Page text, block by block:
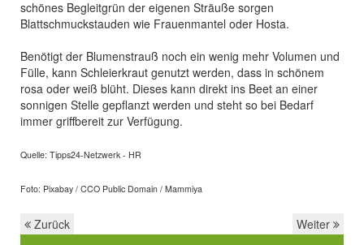
schönes Begleitgrün der eigenen Sträuße sorgen
Blattschmuckstauden wie Frauenmantel oder Hosta.
Benötigt der Blumenstrauß noch ein wenig mehr Volumen und
Fülle, kann Schleierkraut genutzt werden, dass in schönem
rosa oder weiß blüht. Dieses kann direkt ins Beet an einer
sonnigen Stelle gepflanzt werden und steht so bei Bedarf
immer griffbereit zur Verfügung.
Quelle: Tipps24-Netzwerk - HR
Foto: Pixabay / CCO Public Domain / Mammiya
Zurück Weiter